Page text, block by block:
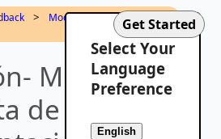
>
Modelo de
Muestra
de
Select Your
Language
Preference